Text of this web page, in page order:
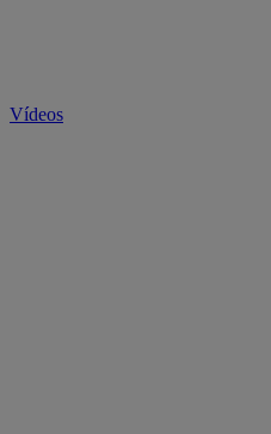
Vídeos